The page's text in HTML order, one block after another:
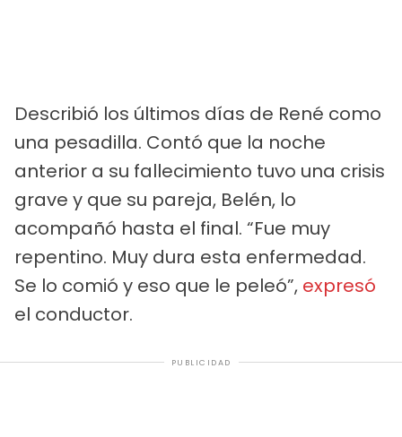
Describió los últimos días de René como
una pesadilla. Contó que la noche
anterior a su fallecimiento tuvo una crisis
grave y que su pareja, Belén, lo
acompañó hasta el final. “Fue muy
repentino. Muy dura esta enfermedad.
Se lo comió y eso que le peleó”, expresó
el conductor.
PUBLICIDAD